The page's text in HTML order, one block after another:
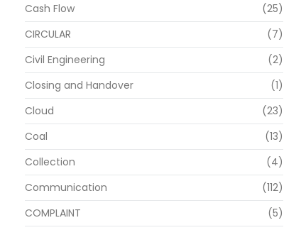
Cash Flow
(25)
CIRCULAR
(7)
Civil Engineering
(2)
Closing and Handover
(1)
Cloud
(23)
Coal
(13)
Collection
(4)
Communication
(112)
COMPLAINT
(5)